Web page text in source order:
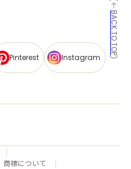
BACK TO TOP
Pinterest Instagram
商標について